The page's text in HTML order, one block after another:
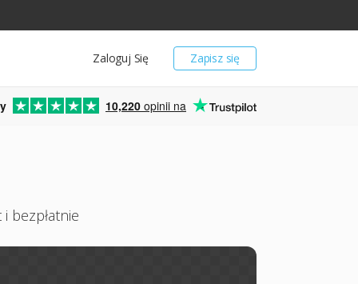
Zapisz się
Zaloguj Się
10,220 opinii na
bezpłatnie